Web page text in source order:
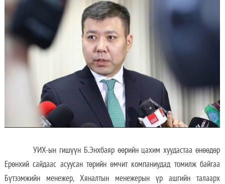
УИХ-ын гишүүн Б.Энхбаяр өөрийн цахим хуудастаа өнөөдөр
Ерөнхий сайдаас асуусан төрийн өмчит компаниудад томилж байгаа
Бүтээмжийн менежер, Хяналтын менежерын үр ашгийн талаарх